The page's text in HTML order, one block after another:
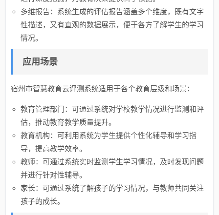
多维报告：系统生成的评估报告涵盖多个维度，既有文字
性描述，又有直观的数据展示，便于各方了解学生的学习
情况。
应用场景
宿州市智慧教育云评测系统适用于各个教育层级和场景：
教育管理部门：可通过系统对学校教学情况进行监测和评
估，推动教育教学质量提升。
教育机构：可利用系统为学生提供个性化辅导和学习指
导，提高教学效率。
教师：可通过系统实时监测学生学习情况，及时发现问题
并进行针对性辅导。
家长：可通过系统了解孩子的学习情况，与教师共同关注
孩子的成长。